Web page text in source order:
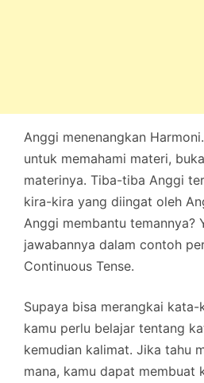
Anggi menenangkan
untuk memahami materi,
materinya. Tiba-tiba Anggi
kira-kira yang diingat oleh
Anggi membantu temannya?
jawabannya dalam contoh
Continuous Tense.
Supaya bisa merangkai
kamu perlu belajar tentang
kemudian kalimat. Jika tahu
mana, kamu dapat membuat